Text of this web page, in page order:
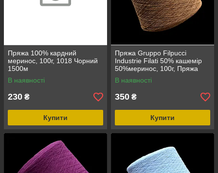
Пряжа 100% кардний
меринос, 100г, 1018 Чорний
1500м
В наявності
230 ₴
Купити
Пряжа Gruppo Filpucci
Industrie Filati 50% кашемір
50%меринос, 100г, Пряжа
Gruppo Filpucci Industrie Filati
коричневий, 50%
В наявності
350 ₴
Купити